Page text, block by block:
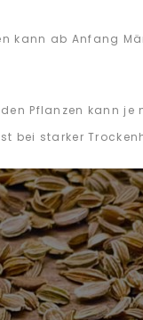
kann ab Anfang
Pflanzen kann
bei starker